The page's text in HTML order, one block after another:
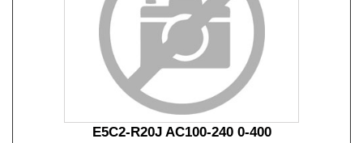
E5C2-R20J AC100-240 0-400